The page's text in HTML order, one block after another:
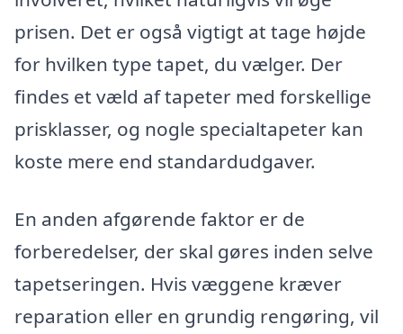
prisen. Det er også vigtigt at tage højde
for hvilken type tapet, du vælger. Der
findes et væld af tapeter med forskellige
prisklasser, og nogle specialtapeter kan
koste mere end standardudgaver.
En anden afgørende faktor er de
forberedelser, der skal gøres inden selve
tapetseringen. Hvis væggene kræver
reparation eller en grundig rengøring, vil